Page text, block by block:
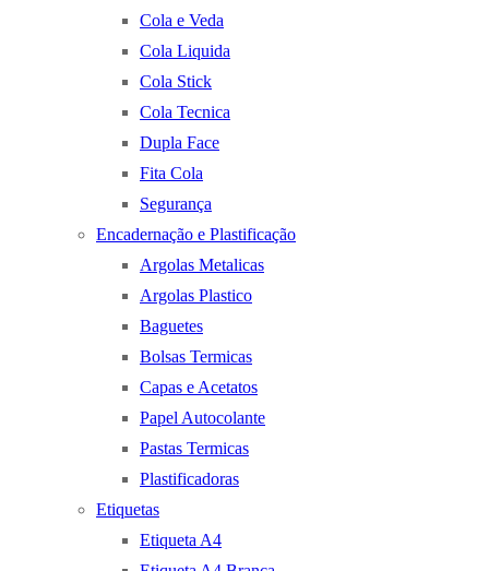
Cola e Veda
Cola Liquida
Cola Stick
Cola Tecnica
Dupla Face
Fita Cola
Segurança
Encadernação e Plastificação
Argolas Metalicas
Argolas Plastico
Baguetes
Bolsas Termicas
Capas e Acetatos
Papel Autocolante
Pastas Termicas
Plastificadoras
Etiquetas
Etiqueta A4